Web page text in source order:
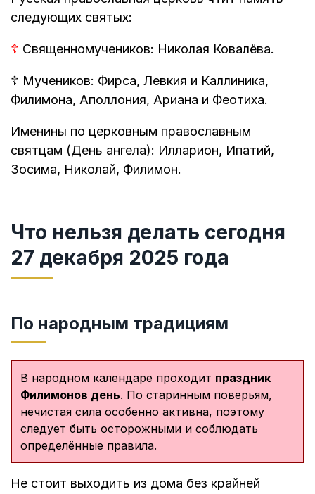
следующих святых:
☦ Священномучеников: Николая Ковалёва.
☦ Мучеников: Фирса, Левкия и Каллиника,
Филимона, Аполлония, Ариана и Феотиха.
Именины по церковным православным
святцам (День ангела): Илларион, Ипатий,
Зосима, Николай, Филимон.
Что нельзя делать сегодня
27 декабря 2025 года
По народным традициям
В народном календаре проходит праздник
Филимонов день. По старинным поверьям,
нечистая сила особенно активна, поэтому
следует быть осторожными и соблюдать
определённые правила.
Не стоит выходить из дома без крайней